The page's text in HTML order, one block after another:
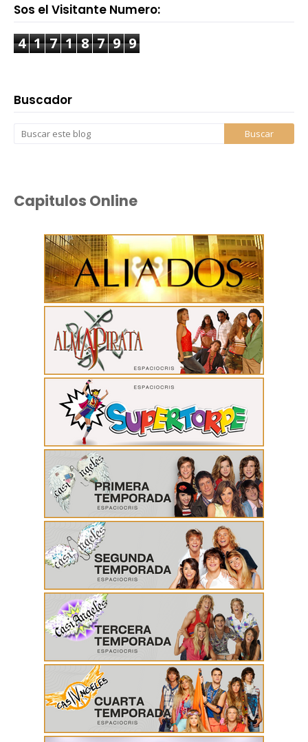
Sos el Visitante Numero:
4 1 7 1 8 7 9 9
Buscador
Capitulos Online